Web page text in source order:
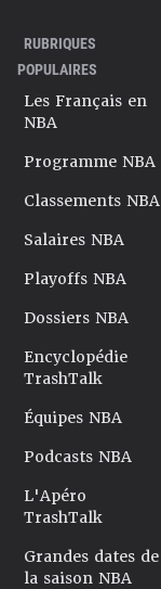
RUBRIQUES
POPULAIRES
Les Français en
NBA
Programme NBA
Classements NBA
Salaires NBA
Playoffs NBA
Dossiers NBA
Encyclopédie
TrashTalk
Équipes NBA
Podcasts NBA
L'Apéro
TrashTalk
Grandes dates de
la saison NBA